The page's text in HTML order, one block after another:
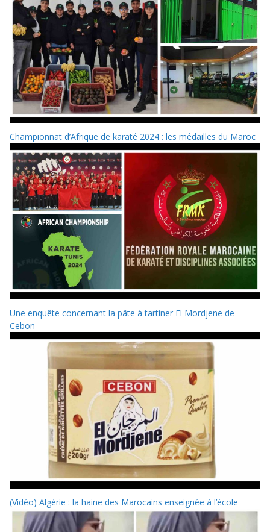
Championnat d’Afrique de karaté 2024 : les médailles du Maroc
Une enquête concernant la pâte à tartiner El Mordjene de
Cebon
(Vidéo) Algérie : la haine des Marocains enseignée à l’école